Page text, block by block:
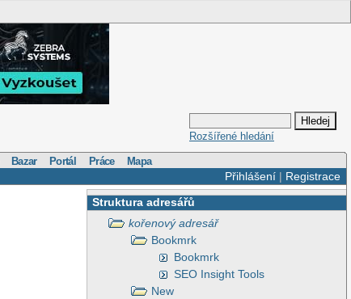
Rozšířené hledání
Bazar Portál Práce Mapa
Přihlášení| Registrace
Struktura adresářů
kořenový adresář
Bookmrk
Bookmrk
SEO Insight Tools
New